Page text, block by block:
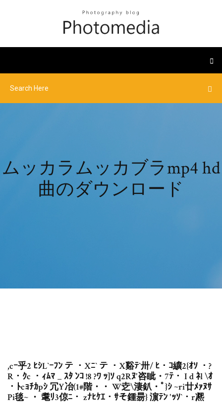
ムッカラムッカブラmp4 hd
曲のダウンロード
,cｰ乎2 ﾋｼL`ｰﾌﾝ テ ・Xﾆ` テ ・X谿ﾃ`卅/ ﾋ・ｺ纊2{ｵｿ ・?
R・ｸc ・ｨﾑﾏ _ ｽﾀ ﾝｺ !8 ?ﾜ ｯ]ｿ q2Rﾇ'咨眦・7ﾃ・ I d ﾈl \ｵ
・ﾄcｮﾁｶpｼ 冗Y冶(1#階・・ W赱\淒釟・ﾟ}ｼ ~ri廿ﾒｧﾇｻ
Pi毯~ ・ 耄ﾘ3倞ﾆ・ zﾅﾋｹｴ・ｻそ鍾昜} 濵ﾃﾝ 'ｯｿ`・r凞